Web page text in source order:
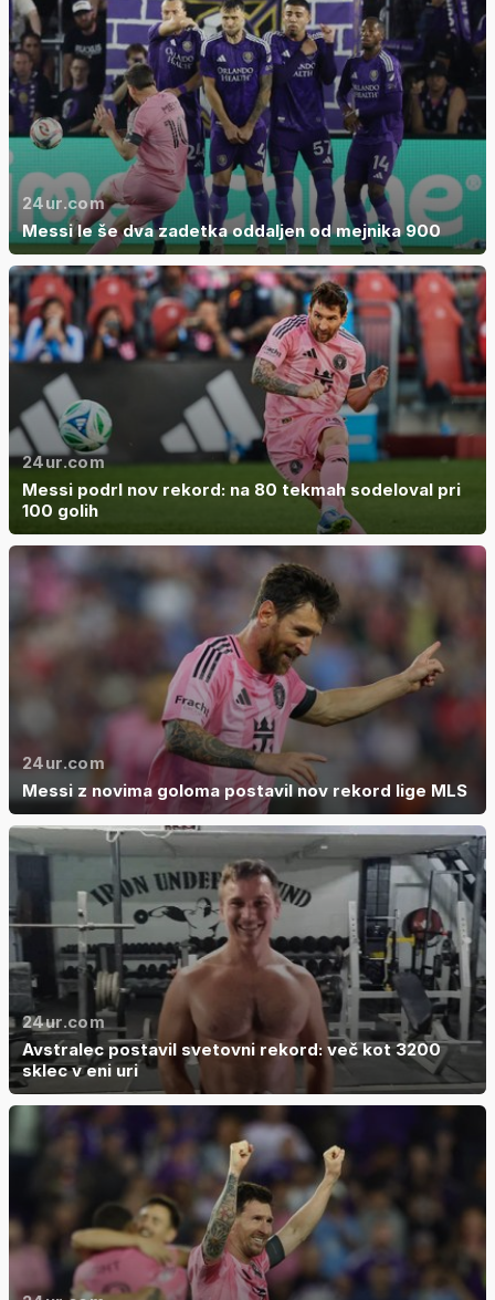
24ur.com
Messi le še dva zadetka oddaljen od mejnika 900
24ur.com
Messi podrl nov rekord: na 80 tekmah sodeloval pri
100 golih
24ur.com
Messi z novima goloma postavil nov rekord lige MLS
24ur.com
Avstralec postavil svetovni rekord: več kot 3200
sklec v eni uri